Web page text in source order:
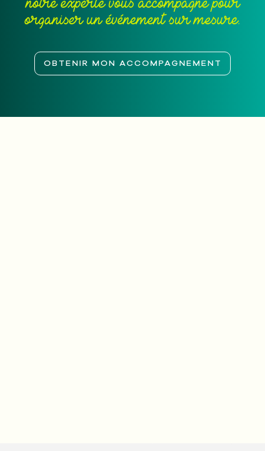
organiser un événement sur mesure.
OBTENIR MON ACCOMPAGNEMENT